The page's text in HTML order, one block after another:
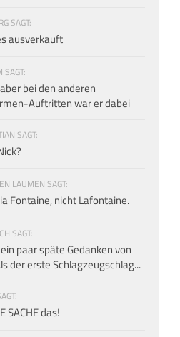
SAGT:
ausverkauft
SAGT:
bei den anderen
Auftritten war er dabei
SAGT:
LAUMEN SAGT:
Fontaine, nicht Lafontaine.
SAGT:
paar späte Gedanken von
der erste Schlagzeugschlag...
SACHE das!